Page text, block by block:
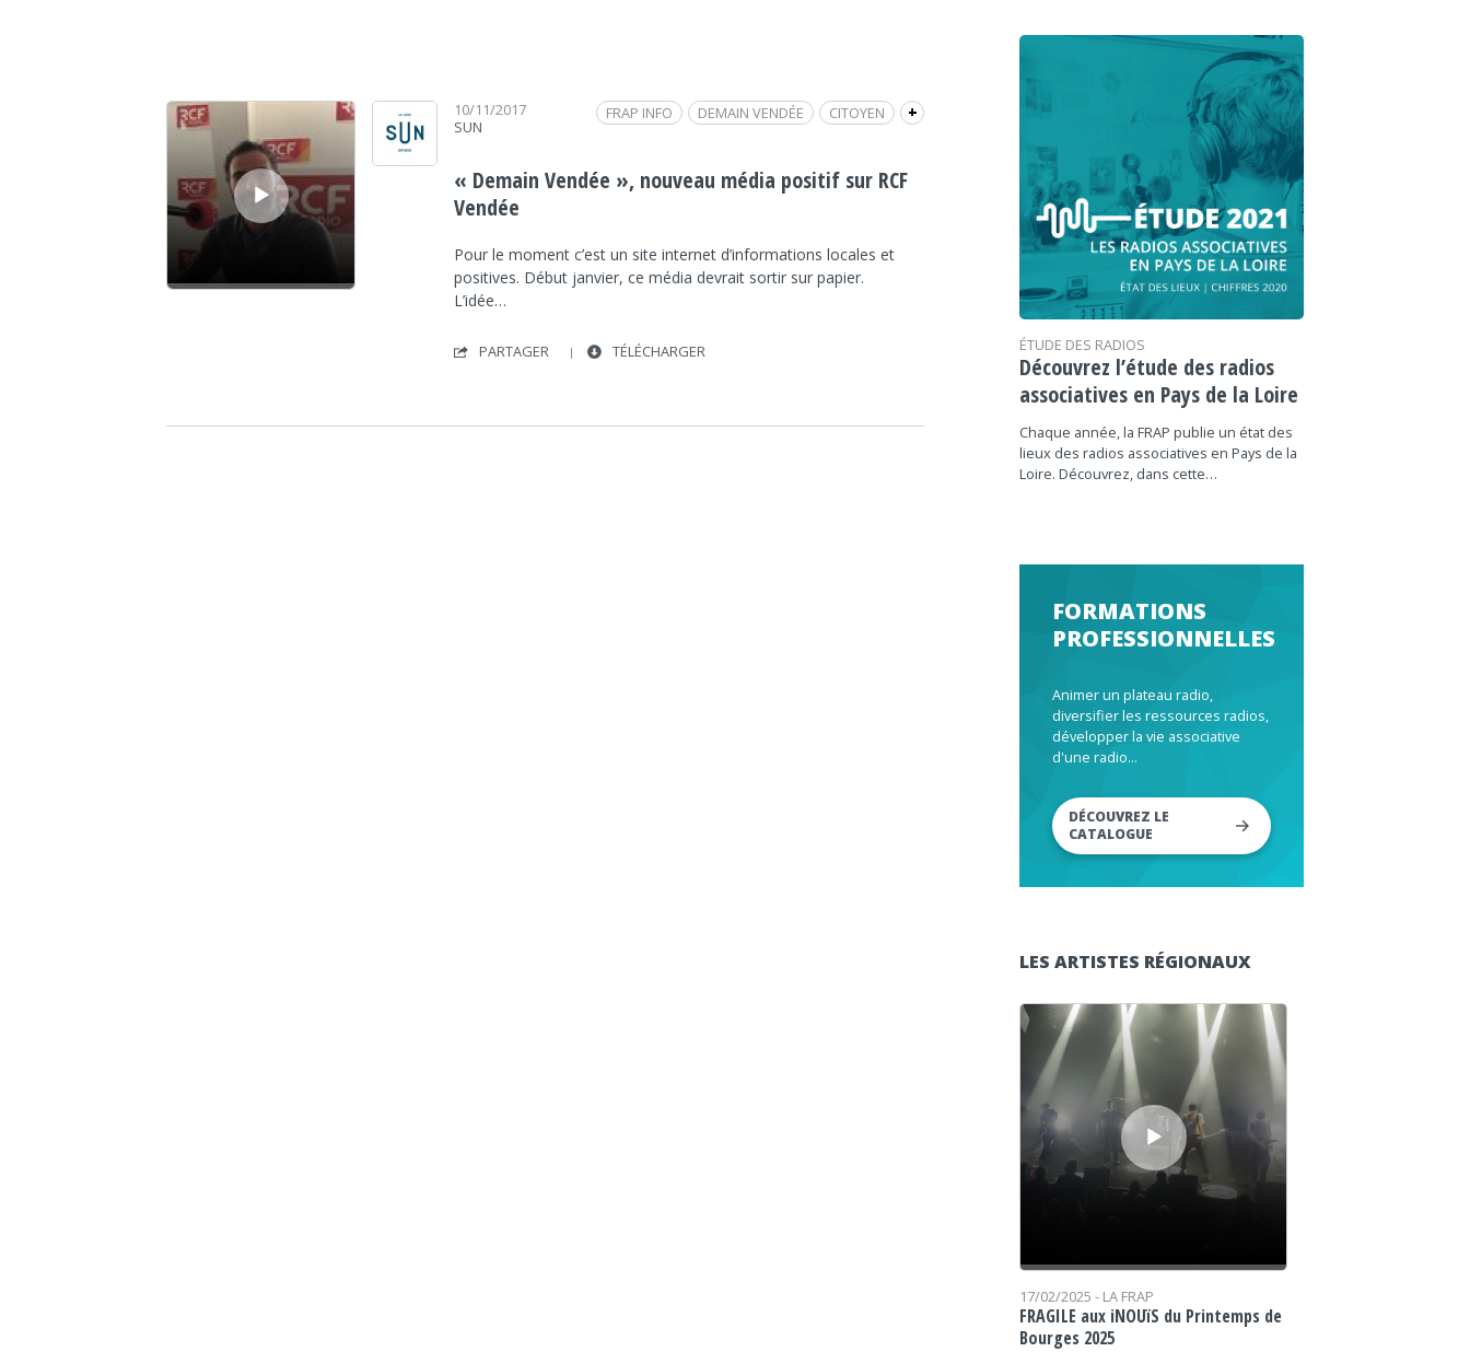
Lecteur audio
10/11/2017
SUN
+
CITOYEN
DEMAIN VENDÉE
FRAP INFO
« Demain Vendée », nouveau média positif sur RCF
Vendée
Pour le moment c’est un site internet d’informations locales et
positives. Début janvier, ce média devrait sortir sur papier.
L’idée…
PARTAGER TÉLÉCHARGER ÉTUDE DES RADIOS
Découvrez l’étude des radios
associatives en Pays de la Loire
Chaque année, la FRAP publie un état des
lieux des radios associatives en Pays de la
Loire. Découvrez, dans cette…
FORMATIONS
PROFESSIONNELLES
Animer un plateau radio,
diversifier les ressources radios,
développer la vie associative
d'une radio...
DÉCOUVREZ LE
CATALOGUE
LES ARTISTES RÉGIONAUX
Lecteur audio
17/02/2025 - LA FRAP
FRAGILE aux iNOUïS du Printemps de
Bourges 2025